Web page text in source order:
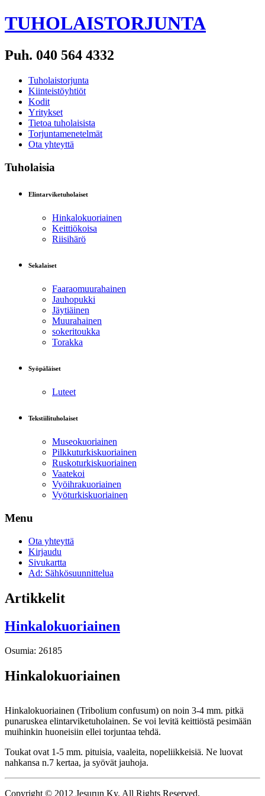
TUHOLAISTORJUNTA
Puh. 040 564 4332
Tuholaistorjunta
Kiinteistöyhtiöt
Kodit
Yritykset
Tietoa tuholaisista
Torjuntamenetelmät
Ota yhteyttä
Tuholaisia
Elintarviketuholaiset
Hinkalokuoriainen
Keittiökoisa
Riisihärö
Sekalaiset
Faaraomuurahainen
Jauhopukki
Jäytiäinen
Muurahainen
sokeritoukka
Torakka
Syöpäläiset
Luteet
Tekstiilituholaiset
Museokuoriainen
Pilkkuturkiskuoriainen
Ruskoturkiskuoriainen
Vaatekoi
Vyöihrakuoriainen
Vyöturkiskuoriainen
Menu
Ota yhteyttä
Kirjaudu
Sivukartta
Ad: Sähkösuunnittelua
Artikkelit
Hinkalokuoriainen
Osumia: 26185
Hinkalokuoriainen
Hinkalokuoriainen (Tribolium confusum) on noin 3-4 mm. pitkä
punaruskea elintarviketuholainen. Se voi levitä keittiöstä pesimään
muihinkin huoneisiin ellei torjuntaa tehdä.
Toukat ovat 1-5 mm. pituisia, vaaleita, nopeliikkeisiä. Ne luovat
nahkansa n.7 kertaa, ja syövät jauhoja.
Copyright © 2012 Jesurun Ky. All Rights Reserved.